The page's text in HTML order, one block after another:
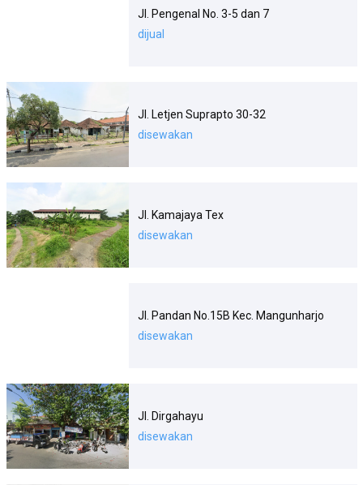
Jl. Pengenal No. 3-5 dan 7
dijual
Jl. Letjen Suprapto 30-32
disewakan
Jl. Kamajaya Tex
disewakan
Jl. Pandan No.15B Kec. Mangunharjo
disewakan
Jl. Dirgahayu
disewakan